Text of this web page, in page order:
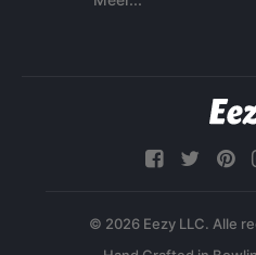
© 2026 Eezy LLC. Alle